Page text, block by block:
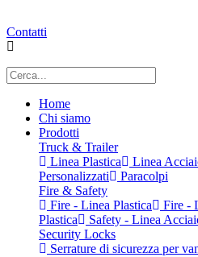
Contatti
Home
Chi siamo
Prodotti
Truck & Trailer
Linea Plastica
Linea
Personalizzati
Paracolpi
Fire & Safety
Fire - Linea Plastica
Fire -
Plastica
Safety - Linea
Security Locks
Serrature di sicurezza per